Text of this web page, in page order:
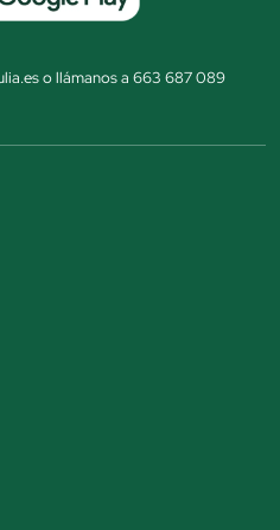
o llámanos a 663 687 089